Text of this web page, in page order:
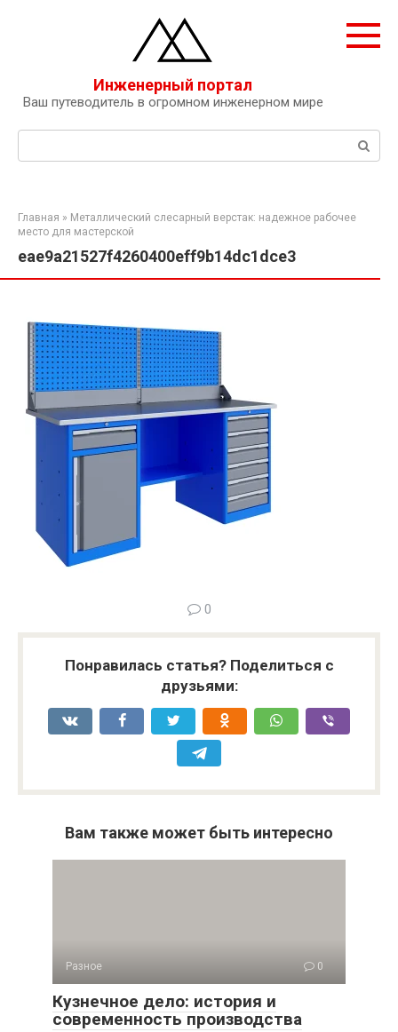
Инженерный портал
Ваш путеводитель в огромном инженерном мире
Поиск:
Главная » Металлический слесарный верстак: надежное рабочее
место для мастерской
eae9a21527f4260400eff9b14dc1dce3
0
Понравилась статья? Поделиться с
друзьями:
Вам также может быть интересно
Разное 0
Кузнечное дело: история и
современность производства